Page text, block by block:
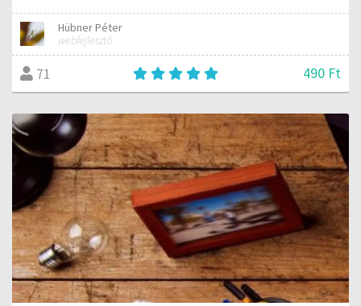
Hübner Péter
webfejlesztő
71 490 Ft